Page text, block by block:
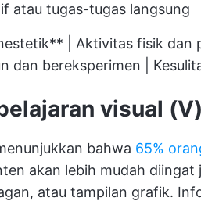
atau tugas-tugas langsung
| Aktivitas fisik
dan bereksperimen |
visual (V)
bahwa 65%
akan lebih mudah
atau tampilan grafik.